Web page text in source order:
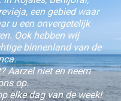
een gebied waar
u een onvergetelijk
Ook hebben wij
binnenland van de
Aarzel niet en neem
op.
elke dag van de week!